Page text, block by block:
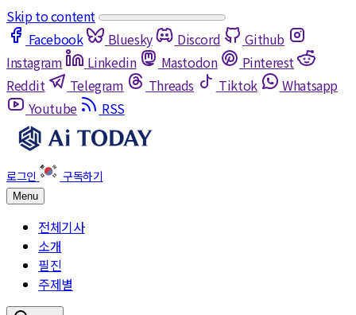
Skip to content
Facebook
Bluesky Discord
Github
Instagram
Linkedin Mastodon
Pinterest
Reddit
Telegram Threads Tiktok
Whatsapp
Youtube
RSS
Menu
전체기사
소개
필진
주제별